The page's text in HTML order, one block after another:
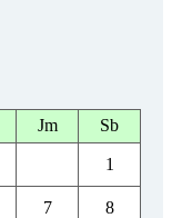
Jm Sb
1
7 8